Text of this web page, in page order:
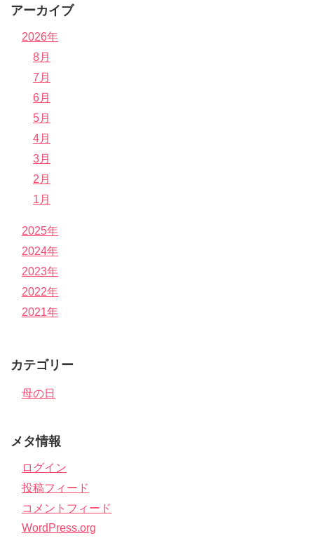
アーカイブ
2026年
8月
7月
6月
5月
4月
3月
2月
1月
2025年
2024年
2023年
2022年
2021年
カテゴリー
母の日
メタ情報
ログイン
投稿フィード
コメントフィード
WordPress.org